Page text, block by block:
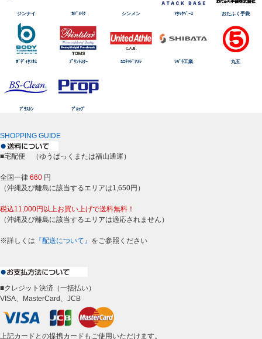
ジンナイ ｶｼﾞﾒｲｸ シンメン ｱﾀｯｸﾍﾞｰｽ おたふく手袋
ﾎﾞﾃﾞｨﾀﾌﾈｽ ﾌﾟﾘﾝﾄｽﾀｰ ﾕﾆﾃｯﾄﾞｱｽﾚ ｼﾊﾞﾗ工業 丸五
ﾌﾞﾗｽﾄﾝ ﾌﾟﾛｯﾌﾟ
SHOPPING GUIDE
■宅配便 （ゆうぱっくまたは福山通運）
全国一律 660 円
（沖縄及び離島に該当するエリアは1,650円）
税込11,000円以上お買い上げで送料無料！
（沖縄及び離島に該当するエリアは適応されません）
※詳しくは 『配送について』 をご参照ください
■クレジット決済（一括払い）
VISA、MasterCard、JCB
上記カードとの提携カードもご使用いただけます。